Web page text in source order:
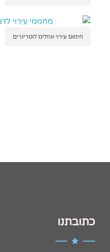
חימום עירוי ונוזלים לוטרינרים
כתובתנו